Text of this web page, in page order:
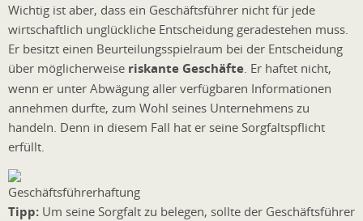
Wichtig ist aber, dass ein Geschäftsführer nicht für jede
wirtschaftlich unglückliche Entscheidung geradestehen muss.
Er besitzt einen Beurteilungsspielraum bei der Entscheidung
über möglicherweise riskante Geschäfte . Er haftet nicht,
wenn er unter Abwägung aller verfügbaren Informationen
annehmen durfte, zum Wohl seines Unternehmens zu
handeln. Denn in diesem Fall hat er seine Sorgfaltspflicht
erfüllt.
Tipp: Um seine Sorgfalt zu belegen, sollte der Geschäftsführer